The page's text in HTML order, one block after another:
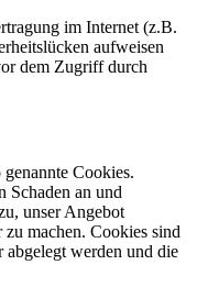
im Internet (z.B.
aufweisen
dem Zugriff durch
Cookies.
Schaden an und
unser Angebot
machen. Cookies sind
abgelegt werden und die